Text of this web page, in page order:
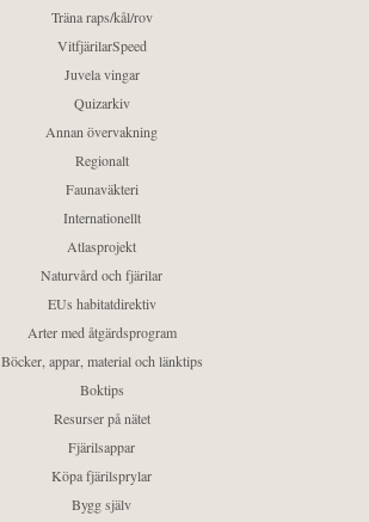
Träna raps/kål/rov
VitfjärilarSpeed
Juvela vingar
Quizarkiv
Annan övervakning
Regionalt
Faunaväkteri
Internationellt
Atlasprojekt
Naturvård och fjärilar
EUs habitatdirektiv
Arter med åtgärdsprogram
Böcker, appar, material och länktips
Boktips
Resurser på nätet
Fjärilsappar
Köpa fjärilsprylar
Bygg själv